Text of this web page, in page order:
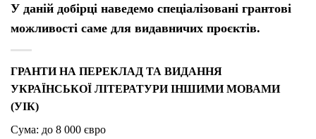
У даній добірці наведемо спеціалізовані грантові
можливості саме для видавничих проєктів.
ГРАНТИ НА ПЕРЕКЛАД ТА ВИДАННЯ
УКРАЇНСЬКОЇ ЛІТЕРАТУРИ ІНШИМИ МОВАМИ
(УІК)
Сума: до 8 000 євро